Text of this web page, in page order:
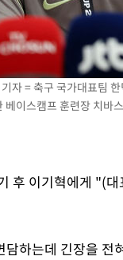
자 = 축구 국가대표팀
베이스캠프 훈련장 치
후 이기혁에게 "(
하는데 긴장을